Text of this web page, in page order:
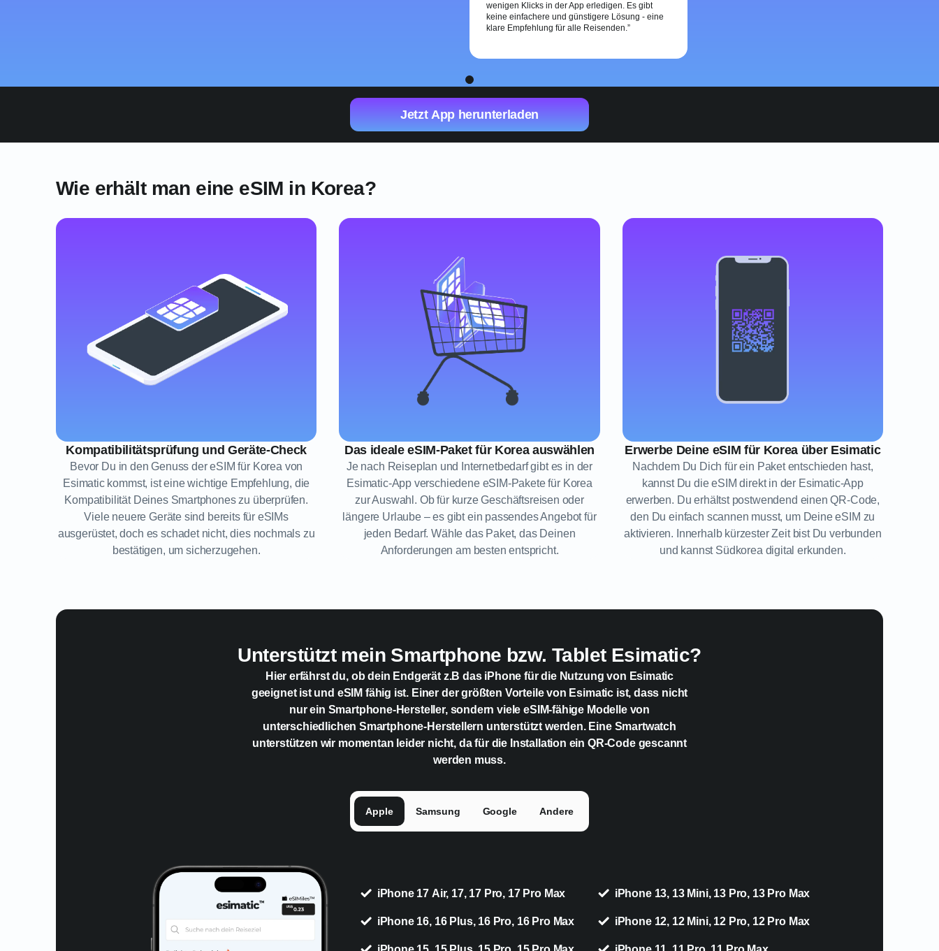
wenigen Klicks in der App erledigen. Es gibt
keine einfachere und günstigere Lösung - eine
klare Empfehlung für alle Reisenden.
1
Jetzt App herunterladen
Wie erhält man eine eSIM in Korea?
Kompatibilitätsprüfung und Geräte-Check
Bevor Du in den Genuss der eSIM für Korea von
Esimatic kommst, ist eine wichtige Empfehlung, die
Kompatibilität Deines Smartphones zu überprüfen.
Viele neuere Geräte sind bereits für eSIMs
ausgerüstet, doch es schadet nicht, dies nochmals zu
bestätigen, um sicherzugehen.
Das ideale eSIM-Paket für Korea auswählen
Je nach Reiseplan und Internetbedarf gibt es in der
Esimatic-App verschiedene eSIM-Pakete für Korea
zur Auswahl. Ob für kurze Geschäftsreisen oder
längere Urlaube – es gibt ein passendes Angebot für
jeden Bedarf. Wähle das Paket, das Deinen
Anforderungen am besten entspricht.
Erwerbe Deine eSIM für Korea über Esimatic
Nachdem Du Dich für ein Paket entschieden hast,
kannst Du die eSIM direkt in der Esimatic-App
erwerben. Du erhältst postwendend einen QR-Code,
den Du einfach scannen musst, um Deine eSIM zu
aktivieren. Innerhalb kürzester Zeit bist Du verbunden
und kannst Südkorea digital erkunden.
Unterstützt mein Smartphone bzw. Tablet Esimatic?
Hier erfährst du, ob dein Endgerät z.B das iPhone für die Nutzung von Esimatic
geeignet ist und eSIM fähig ist. Einer der größten Vorteile von Esimatic ist, dass nicht
nur ein Smartphone-Hersteller, sondern viele eSIM-fähige Modelle von
unterschiedlichen Smartphone-Herstellern unterstützt werden. Eine Smartwatch
unterstützen wir momentan leider nicht, da für die Installation ein QR-Code gescannt
werden muss.
Apple Samsung Google Andere
iPhone 17 Air, 17, 17 Pro, 17 Pro Max
iPhone 16, 16 Plus, 16 Pro, 16 Pro Max
iPhone 13, 13 Mini, 13 Pro, 13 Pro Max
iPhone 12, 12 Mini, 12 Pro, 12 Pro Max